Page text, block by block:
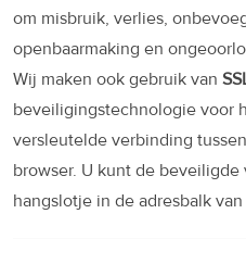
om misbruik, verlies,
openbaarmaking en
Wij maken ook gebruik van
beveiligingstechnologie voor
versleutelde verbinding
browser. U kunt de
hangslotje in de adresbalk